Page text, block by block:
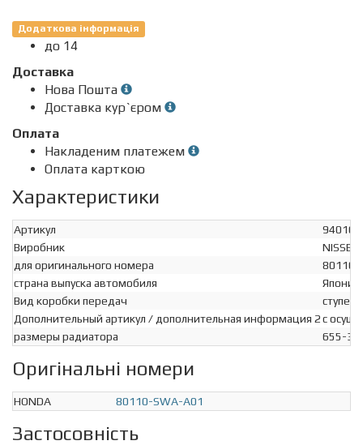
Додаткова інформація
до 14
Доставка
Нова Пошта
Доставка кур`єром
Оплата
Накладеним платежем
Оплата карткою
Характеристики
Артикул
940163
Виробник
для оригинального номера
80110-
страна выпуска автомобиля
Япония
Вид коробки передач
Дополнительный артикул / дополнительная информация 2с
размеры радиатора
655-
Оригінальні номери
HONDA 80110-SWA-A01
Застосовність